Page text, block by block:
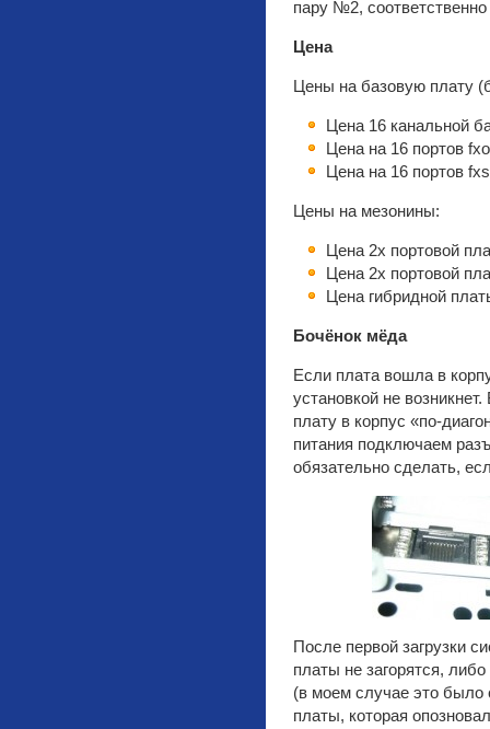
пару №2,
Цена
Цены на базовую плату
Цена 16 канальной
Цена на 16 портов
Цена на 16 портов
Цены на мезонины:
Цена 2х портовой
Цена 2х портовой
Цена гибридной
Бочёнок мёда
Если плата вошла в
установкой не
плату в корпус «по-
питания подключаем
обязательно сделать,
После первой загрузки
платы не загорятся,
(в моем случае это было
платы, которая